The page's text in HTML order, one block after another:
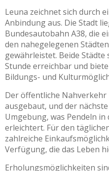
Leuna zeichnet sich durch
Anbindung aus. Die Stadt
Bundesautobahn A38, die
den nahegelegenen
gewährleistet. Beide
Stunde erreichbar und
Bildungs- und
Der öffentliche
ausgebaut, und der
Umgebung, was Pendeln
erleichtert. Für den
zahlreiche
Verfügung, die das Leben
Erholungsmöglichkeiten